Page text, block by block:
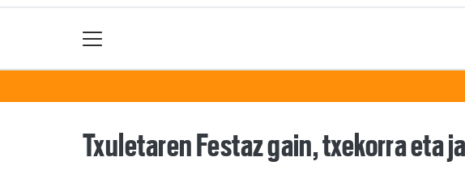
Txuletaren Festaz gain, txekorra eta